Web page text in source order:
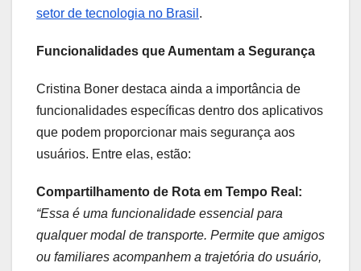
setor de tecnologia no Brasil .
Funcionalidades que Aumentam a Segurança
Cristina Boner destaca ainda a importância de
funcionalidades específicas dentro dos aplicativos
que podem proporcionar mais segurança aos
usuários. Entre elas, estão:
Compartilhamento de Rota em Tempo Real:
“Essa é uma funcionalidade essencial para
qualquer modal de transporte. Permite que amigos
ou familiares acompanhem a trajetória do usuário,